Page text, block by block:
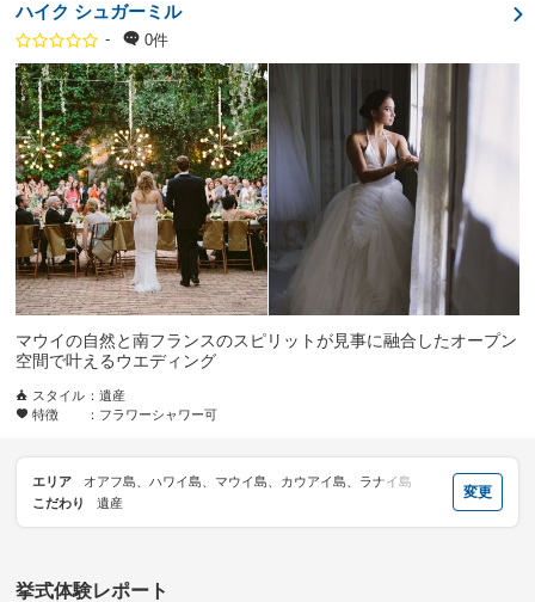
ハイク シュガーミル
- 0件
マウイの自然と南フランスのスピリットが見事に融合したオープン
空間で叶えるウエディング
スタイル
遺産
特徴
フラワーシャワー可
エリア
オアフ島、ハワイ島、マウイ島、カウアイ島、ラナイ島
こだわり
遺産
変更
挙式体験レポート